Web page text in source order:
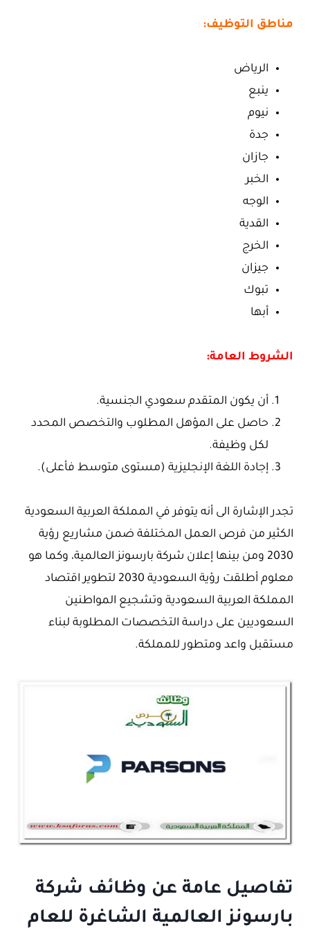
مناطق التوظيف:
الرياض
ينبع
نيوم
جدة
جازان
الخبر
الوجه
القدية
الخرج
جيزان
تبوك
أبها
الشروط العامة:
أن يكون المتقدم سعودي الجنسية.
حاصل على المؤهل المطلوب والتخصص المحدد
لكل وظيفة.
إجادة اللغة الإنجليزية (مستوى متوسط فأعلى).
تجدر الإشارة الى أنه يتوفر في المملكة العربية السعودية
الكثير من فرص العمل المختلفة ضمن مشاريع رؤية
2030 ومن بينها إعلان شركة بارسونز العالمية، وكما هو
معلوم أطلقت رؤية السعودية 2030 لتطوير اقتصاد
المملكة العربية السعودية وتشجيع المواطنين
السعوديين على دراسة التخصصات المطلوبة لبناء
مستقبل واعد ومتطور للمملكة.
تفاصيل عامة عن وظائف شركة
بارسونز العالمية الشاغرة للعام